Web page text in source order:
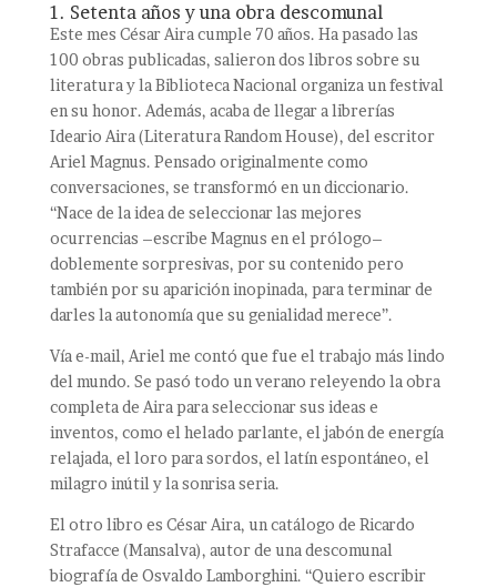
1. Setenta años y una obra descomunal
Este mes César Aira cumple 70 años. Ha pasado las
100 obras publicadas, salieron dos libros sobre su
literatura y la Biblioteca Nacional organiza un festival
en su honor. Además, acaba de llegar a librerías
Ideario Aira (Literatura Random House), del escritor
Ariel Magnus. Pensado originalmente como
conversaciones, se transformó en un diccionario.
“Nace de la idea de seleccionar las mejores
ocurrencias –escribe Magnus en el prólogo–
doblemente sorpresivas, por su contenido pero
también por su aparición inopinada, para terminar de
darles la autonomía que su genialidad merece”.
Vía e-mail, Ariel me contó que fue el trabajo más lindo
del mundo. Se pasó todo un verano releyendo la obra
completa de Aira para seleccionar sus ideas e
inventos, como el helado parlante, el jabón de energía
relajada, el loro para sordos, el latín espontáneo, el
milagro inútil y la sonrisa seria.
El otro libro es César Aira, un catálogo de Ricardo
Strafacce (Mansalva), autor de una descomunal
biografía de Osvaldo Lamborghini. “Quiero escribir